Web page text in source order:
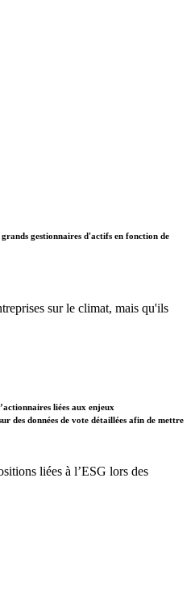
gestionnaires d'actifs en fonction de
sur le climat, mais qu'ils
liées aux enjeux
des données de vote détaillées afin de mettre
liées à l’ESG lors des